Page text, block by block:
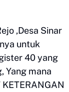
,Desa Sinar
untuk
40 yang
Yang mana